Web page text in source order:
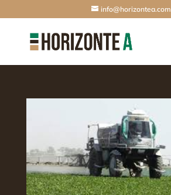
info@horizontea.com